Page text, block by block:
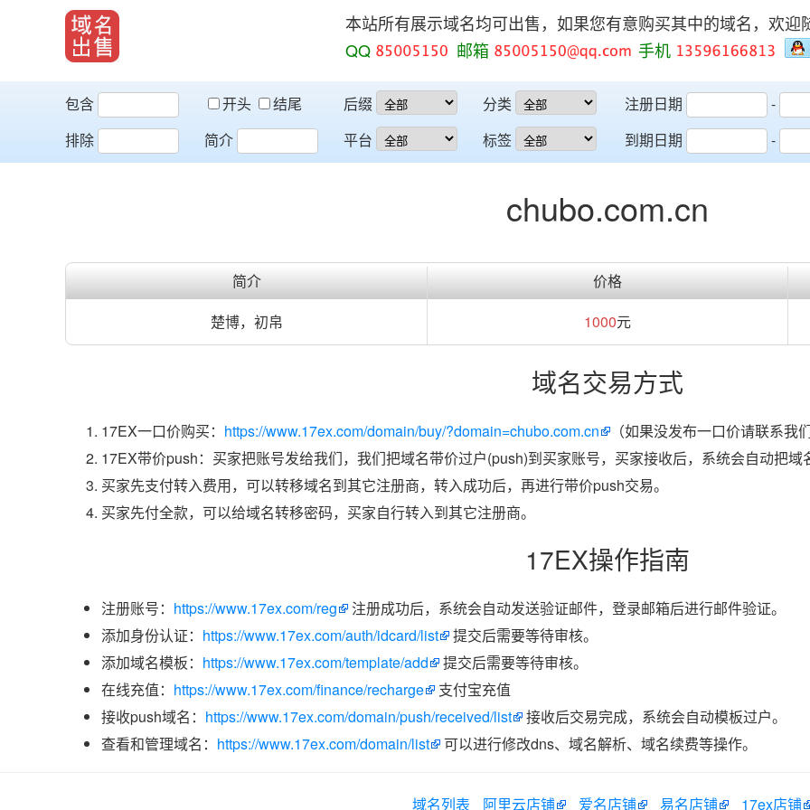
本站所有展示域名均可出售，如果您有意购买其中的域名，欢迎
QQ
邮箱 手机
包含 开头
结尾
排除
简介
后缀
平台
分类
标签
注册日期
-
到期日期
-
chubo.com.cn
简介 价格
楚博，初帛
1000元
域名交易方式
17EX一口价购买： https://www.17ex.com/domain/buy/?domain=chubo.com.cn
（如果没发布一口价请联系我
17EX带价push：买家把账号发给我们，我们把域名带价过户(push)到买家账号，买家接收后，系统会自动把域
买家先支付转入费用，可以转移域名到其它注册商，转入成功后，再进行带价push交易。
买家先付全款，可以给域名转移密码，买家自行转入到其它注册商。
17EX操作指南
注册账号： https://www.17ex.com/reg
注册成功后，系统会自动发送验证邮件，登录邮箱后进行邮件验证。
添加身份认证： https://www.17ex.com/auth/idcard/list
提交后需要等待审核。
添加域名模板： https://www.17ex.com/template/add
提交后需要等待审核。
在线充值： https://www.17ex.com/finance/recharge
支付宝充值
接收push域名： https://www.17ex.com/domain/push/received/list
接收后交易完成，系统会自动模板过户。
查看和管理域名： https://www.17ex.com/domain/list 可以进行修改dns、域名解析、域名续费等操作。
域名列表 阿里云店铺 爱名店铺 易名店铺 17ex店铺